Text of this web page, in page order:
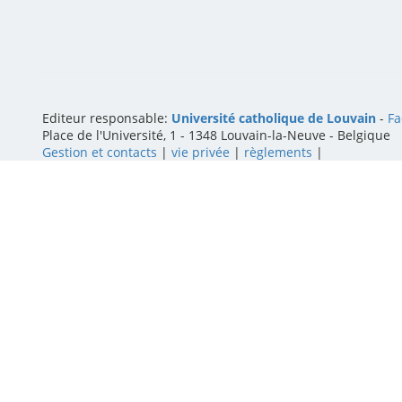
Editeur responsable: Université catholique de Louvain -
Place de l'Université, 1 - 1348 Louvain-la-Neuve - Belgique
Gestion et contacts | vie privée | règlements |